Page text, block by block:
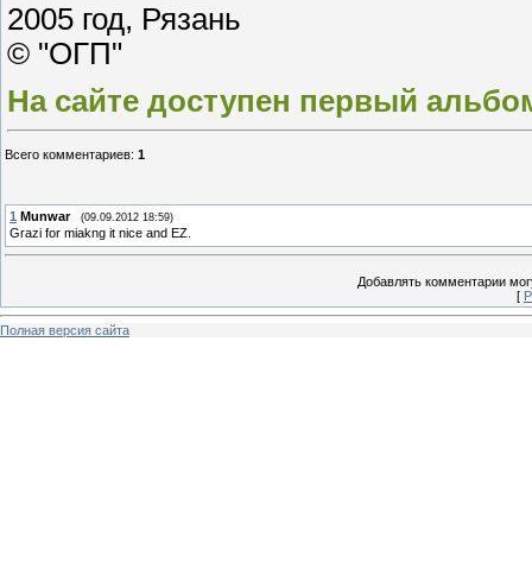
2005 год, Рязань
© "ОГП"
На сайте доступен первый
Всего комментариев: 1
1 Munwar (09.09.2012 18:59)
Grazi for miakng it nice and EZ.
Добавлять комментарии
[
Полная версия сайта